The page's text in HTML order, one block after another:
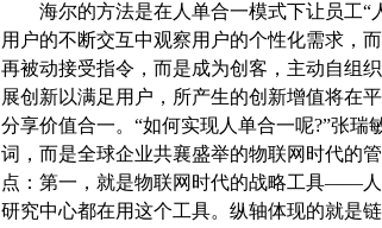
海尔的方法是在人单合一模式下让员工“
用户的不断交互中观察用户的个性化需求，
再被动接受指令，而是成为创客，主动自组
展创新以满足用户，所产生的创新增值将在
分享价值合一。“如何实现人单合一呢?”张
词，而是全球企业共襄盛举的物联网时代的
点：第一，就是物联网时代的战略工具——
研究中心都在用这个工具。纵轴体现的就是